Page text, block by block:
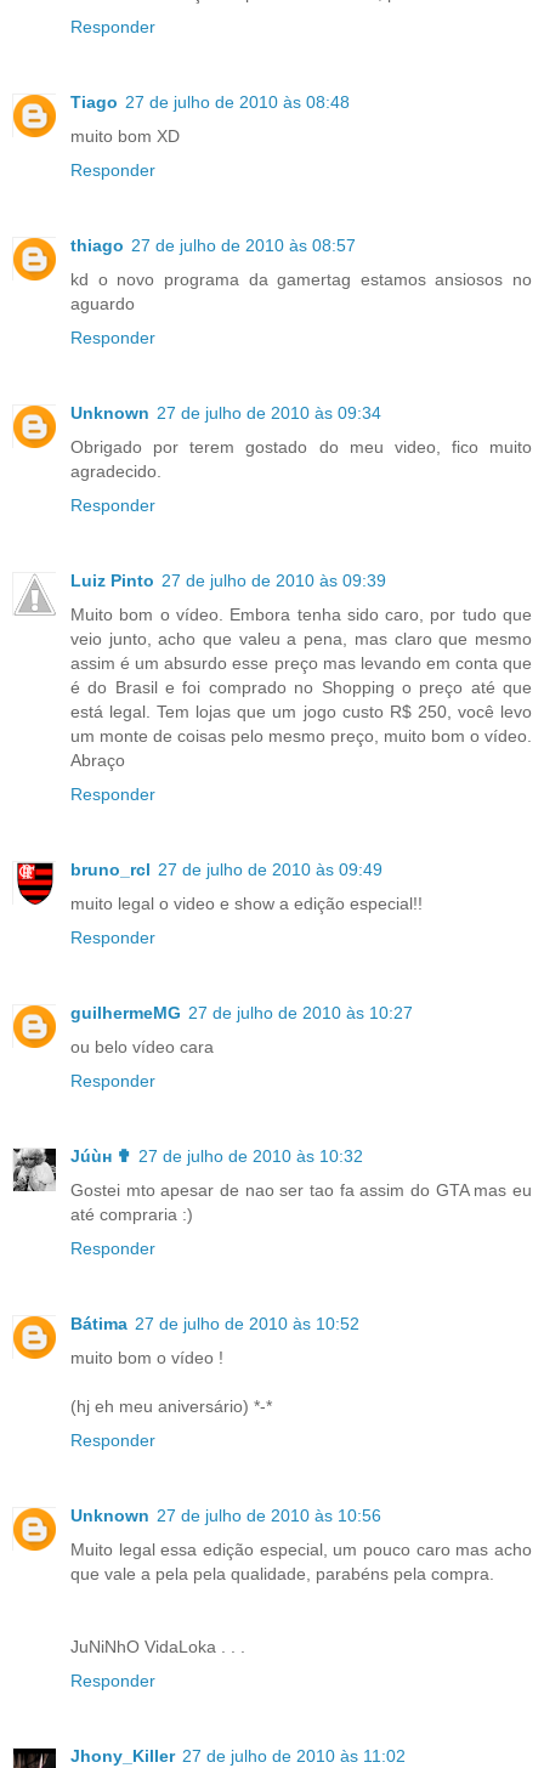
Responder
Tiago 27 de julho de 2010 às 08:48
muito bom XD
Responder
thiago 27 de julho de 2010 às 08:57
kd o novo programa da gamertag estamos ansiosos no
aguardo
Responder
Unknown 27 de julho de 2010 às 09:34
Obrigado por terem gostado do meu video, fico muito
agradecido.
Responder
Luiz Pinto 27 de julho de 2010 às 09:39
Muito bom o vídeo. Embora tenha sido caro, por tudo que
veio junto, acho que valeu a pena, mas claro que mesmo
assim é um absurdo esse preço mas levando em conta que
é do Brasil e foi comprado no Shopping o preço até que
está legal. Tem lojas que um jogo custo R$ 250, você levo
um monte de coisas pelo mesmo preço, muito bom o vídeo.
Abraço
Responder
bruno_rcl 27 de julho de 2010 às 09:49
muito legal o video e show a edição especial!!
Responder
guilhermeMG 27 de julho de 2010 às 10:27
ou belo vídeo cara
Responder
Júùн ✟ 27 de julho de 2010 às 10:32
Gostei mto apesar de nao ser tao fa assim do GTA mas eu
até compraria :)
Responder
Bátima 27 de julho de 2010 às 10:52
muito bom o vídeo !
(hj eh meu aniversário) *-*
Responder
Unknown 27 de julho de 2010 às 10:56
Muito legal essa edição especial, um pouco caro mas acho
que vale a pela pela qualidade, parabéns pela compra.
JuNiNhO VidaLoka . . .
Responder
Jhony_Killer 27 de julho de 2010 às 11:02